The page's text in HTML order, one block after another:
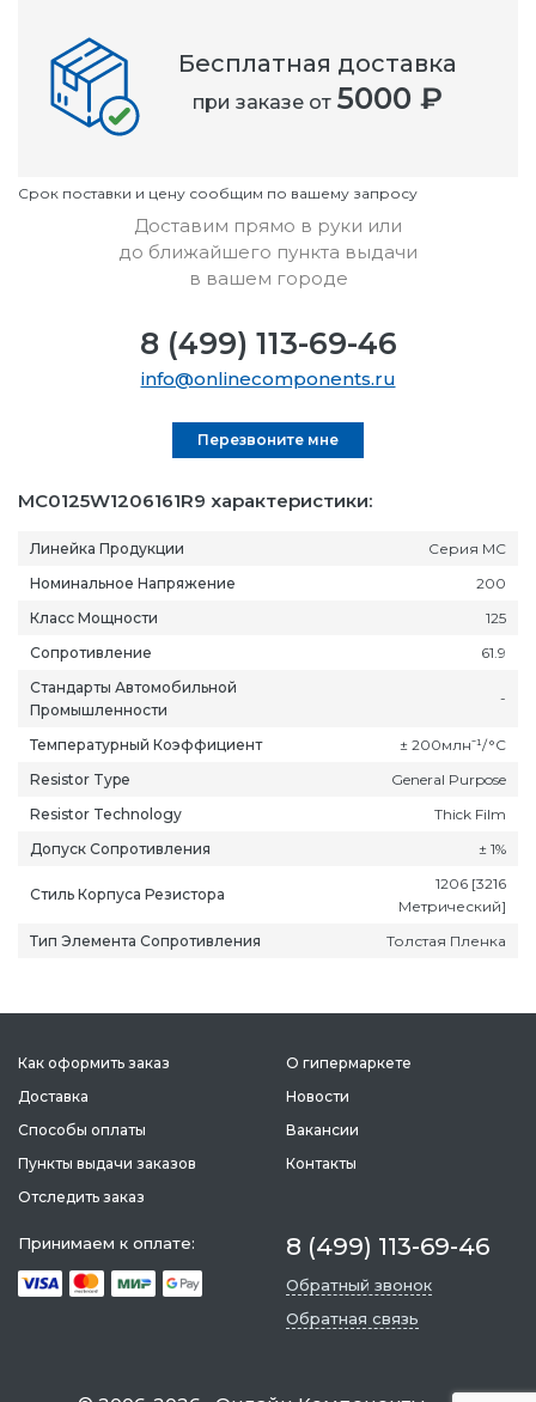
Номенклатурный номер
OC2142124
Cрок поставки и цену сообщим по вашему запросу
MC0125W1206161R9 характеристики:
Линейка Продукции
Серия MC
Номинальное Напряжение
200
Класс Мощности
125
Сопротивление
61.9
Стандарты Автомобильной
Промышленности
-
Температурный Коэффициент
± 200млн⁻¹/°C
Resistor Type
General Purpose
Resistor Technology
Thick Film
Допуск Сопротивления
± 1%
Стиль Корпуса Резистора
1206 [3216
Метрический]
Тип Элемента Сопротивления
Толстая Пленка
Бесплатная доставка
при заказе от 5000 ₽
Доставим прямо в руки или
до ближайшего пункта выдачи
в вашем городе
8 (499) 113-69-46
info@onlinecomponents.ru
Перезвоните мне
Как оформить заказ
Доставка
Способы оплаты
Пункты выдачи заказов
Отследить заказ
О гипермаркете
Новости
Вакансии
Контакты
Принимаем к оплате: 8 (499) 113-69-46
Обратный звонок
Обратная связь